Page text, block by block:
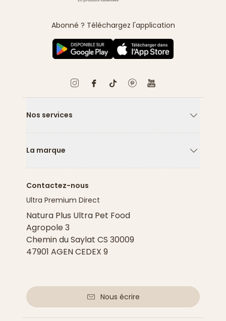
Abonné ? Téléchargez l'application
Nos services
La marque
Contactez-nous
Ultra Premium Direct
Natura Plus Ultra Pet Food
Agropole 3
Chemin du Saylat CS 30009
47901 AGEN CEDEX 9
Nous écrire